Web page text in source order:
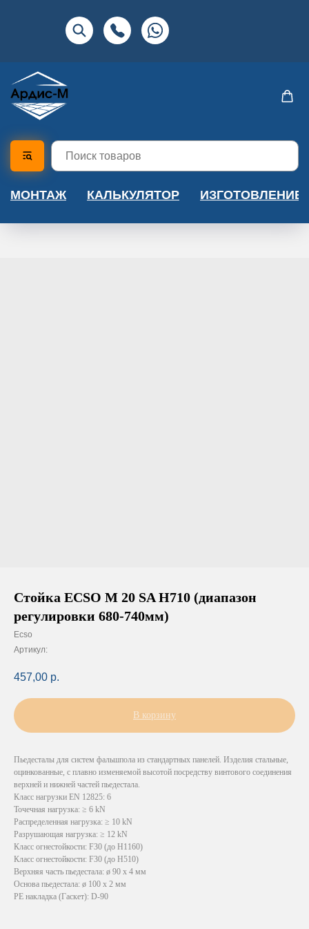
МОНТАЖ КАЛЬКУЛЯТОР ИЗГОТОВЛЕНИЕ
Стойка ECSO M 20 SA H710 (диапазон
регулировки 680-740мм)
Ecso
Артикул:
457,00 р.
В корзину
Пьедесталы для систем фальшпола из стандартных панелей. Изделия стальные,
оцинкованные, с плавно изменяемой высотой посредству винтового соединения
верхней и нижней частей пьедестала.
Класс нагрузки EN 12825: 6
Точечная нагрузка: ≥ 6 kN
Распределенная нагрузка: ≥ 10 kN
Разрушающая нагрузка: ≥ 12 kN
Класс огнестойкости: F30 (до H1160)
Класс огнестойкости: F30 (до H510)
Верхняя часть пьедестала: ø 90 х 4 мм
Основа пьедестала: ø 100 х 2 мм
PE накладка (Гаскет): D-90